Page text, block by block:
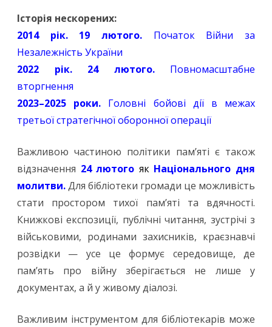
Історія нескорених:
2014 рік. 19 лютого. Початок Війни за
Незалежність України
2022 рік. 24 лютого. Повномасштабне
вторгнення
2023–2025 роки. Головні бойові дії в межах
третьої стратегічної оборонної операції
Важливою частиною політики пам’яті є також
відзначення 24 лютого якНаціонального дня
молитви.Для бібліотеки громади це можливість
стати простором тихої пам’яті та вдячності.
Книжкові експозиції, публічні читання, зустрічі з
військовими, родинами захисників, краєзнавчі
розвідки — усе це формує середовище, де
пам’ять про війну зберігається не лише у
документах, а й у живому діалозі.
Важливим інструментом для бібліотекарів може